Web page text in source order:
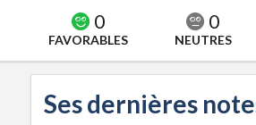
0
FAVORABLES
0
NEUTRES
Ses dernières